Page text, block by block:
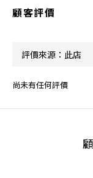
顧客評價
尚未有任何評價